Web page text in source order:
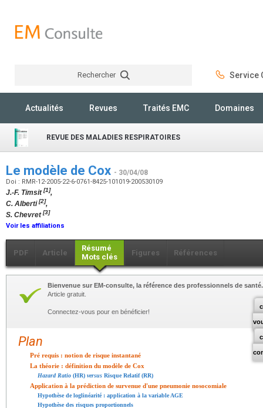
Rechercher Service
Actualités Revues Traités EMC Domaines
REVUE DES MALADIES RESPIRATOIRES
Le modèle de Cox - 30/04/08
Doi : RMR-12-2005-22-6-0761-8425-101019-200530109
J.-F. Timsit[1],
C. Alberti[2],
S. Chevret[3]
Voir les affiliations
PDF Article
Résumé
Mots clés
Figures Références
Bienvenue sur EM-consulte, la référence des professionnels de santé.
Article gratuit.
Connectez-vous pour en bénéficier!
Plan
Pré requis : notion de risque instantané
La théorie : définition du modèle de Cox
Hazard Ratio (HR) versus Risque Relatif (RR)
Application à la prédiction de survenue d'une pneumonie nosocomiale
Hypothèse de loglinéarité : application à la variable AGE
Hypothèse des risques proportionnels